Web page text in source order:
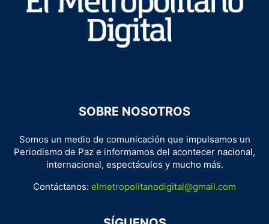
SOBRE NOSOTROS
Somos un medio de comunicación que impulsamos un
Periodismo de Paz e informamos del acontecer nacional,
internacional, espectáculos y mucho más.
Contáctanos: elmetropolitanodigital@gmail.com